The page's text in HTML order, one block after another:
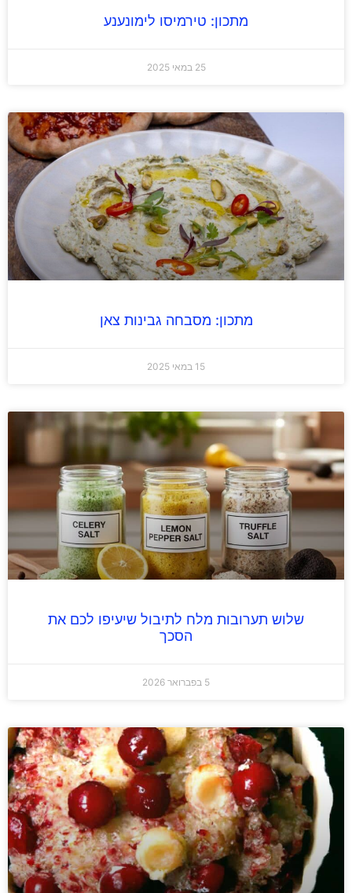
מתכון: טירמיסו לימונענע
מתכון: מסבחה גבינות צאן
שלוש תערובות מלח לתיבול שיעיפו לכם את
הסכך